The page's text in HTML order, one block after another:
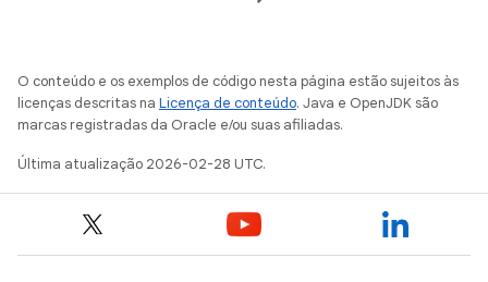
O conteúdo e os exemplos de código nesta página estão sujeitos às
licenças descritas na Licença de conteúdo. Java e OpenJDK são
marcas registradas da Oracle e/ou suas afiliadas.
Última atualização 2026-02-28 UTC.